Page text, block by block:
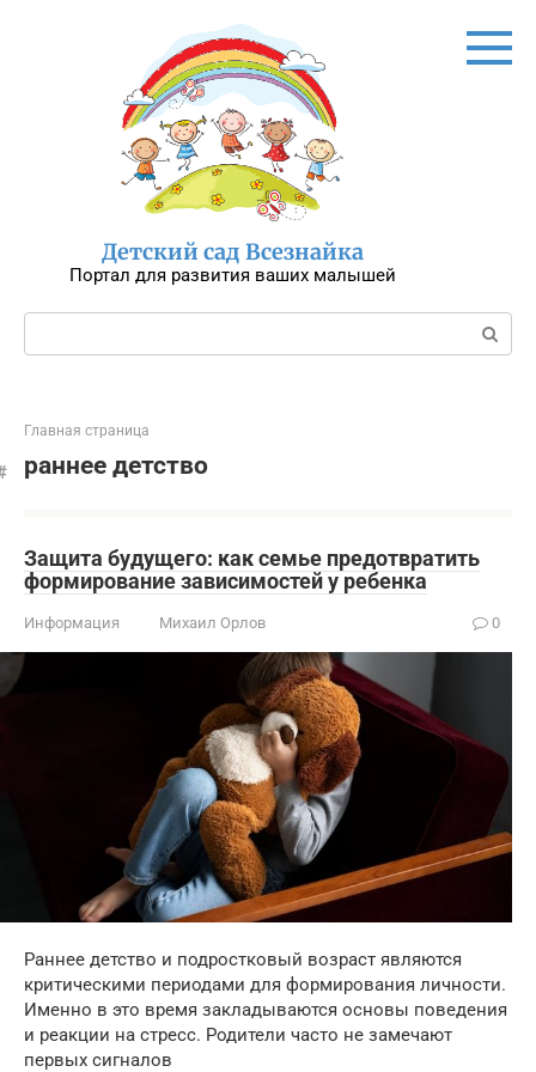
Детский сад Всезнайка
Портал для развития ваших малышей
Поиск:
Главная страница
раннее детство
Защита будущего: как семье предотвратить
формирование зависимостей у ребенка
Информация Михаил Орлов 0
Раннее детство и подростковый возраст являются
критическими периодами для формирования личности.
Именно в это время закладываются основы поведения
и реакции на стресс. Родители часто не замечают
первых сигналов